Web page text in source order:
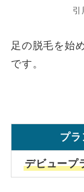
引
足の脱毛を始
です。
プラ
デビュープ